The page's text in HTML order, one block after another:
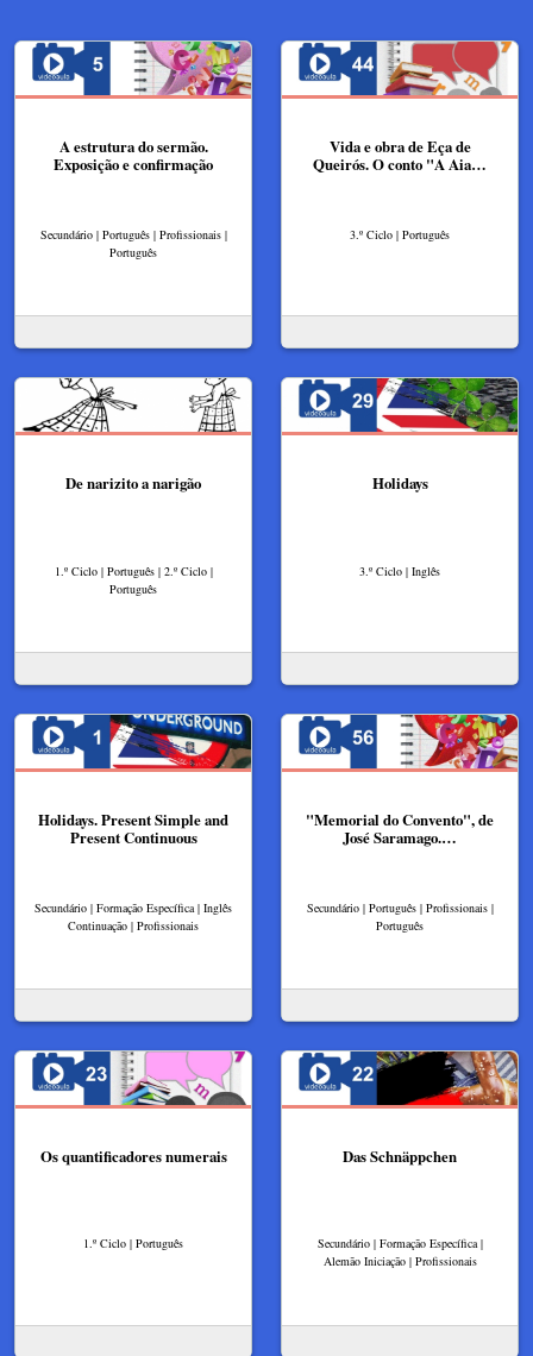
A estrutura do sermão.
Exposição e confirmação
Secundário | Português | Profissionais |
Português
Vida e obra de Eça de
Queirós. O conto "A Aia…
3.º Ciclo | Português
De narizito a narigão
1.º Ciclo | Português | 2.º Ciclo |
Português
Holidays
3.º Ciclo | Inglês
Holidays. Present Simple and
Present Continuous
Secundário | Formação Específica | Inglês
Continuação | Profissionais
"Memorial do Convento", de
José Saramago.…
Secundário | Português | Profissionais |
Português
Os quantificadores numerais
1.º Ciclo | Português
Das Schnäppchen
Secundário | Formação Específica |
Alemão Iniciação | Profissionais